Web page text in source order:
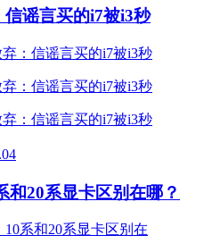
谣言买的i7被i3秒
和20系显卡区别在哪？